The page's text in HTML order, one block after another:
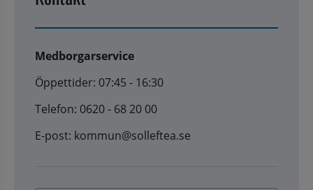
Medborgarservice
Öppettider: 07:45 - 16:30
Telefon: 0620 - 68 20 00
E-post: kommun@solleftea.se